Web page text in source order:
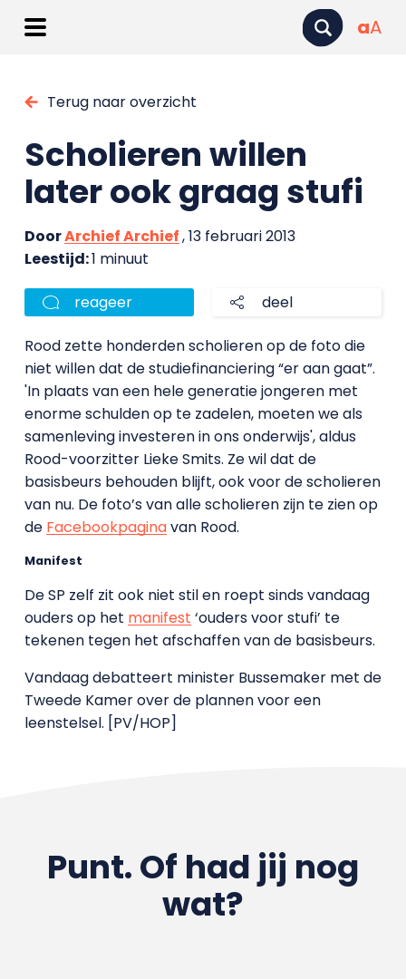
aA
Terug naar overzicht
Scholieren willen
later ook graag stufi
DoorArchief Archief, 13 februari 2013
Leestijd:1 minuut
reageer deel
Rood zette honderden scholieren op de foto die
niet willen dat de studiefinanciering “er aan gaat”.
'In plaats van een hele generatie jongeren met
enorme schulden op te zadelen, moeten we als
samenleving investeren in ons onderwijs', aldus
Rood-voorzitter Lieke Smits. Ze wil dat de
basisbeurs behouden blijft, ook voor de scholieren
van nu. De foto’s van alle scholieren zijn te zien op
de Facebookpaginavan Rood.
Manifest
De SP zelf zit ook niet stil en roept sinds vandaag
ouders op het manifest ‘ouders voor stufi’ te
tekenen tegen het afschaffen van de basisbeurs.
Vandaag debatteert minister Bussemaker met de
Tweede Kamer over de plannen voor een
leenstelsel. [PV/HOP]
Punt. Of had jij nog
wat?